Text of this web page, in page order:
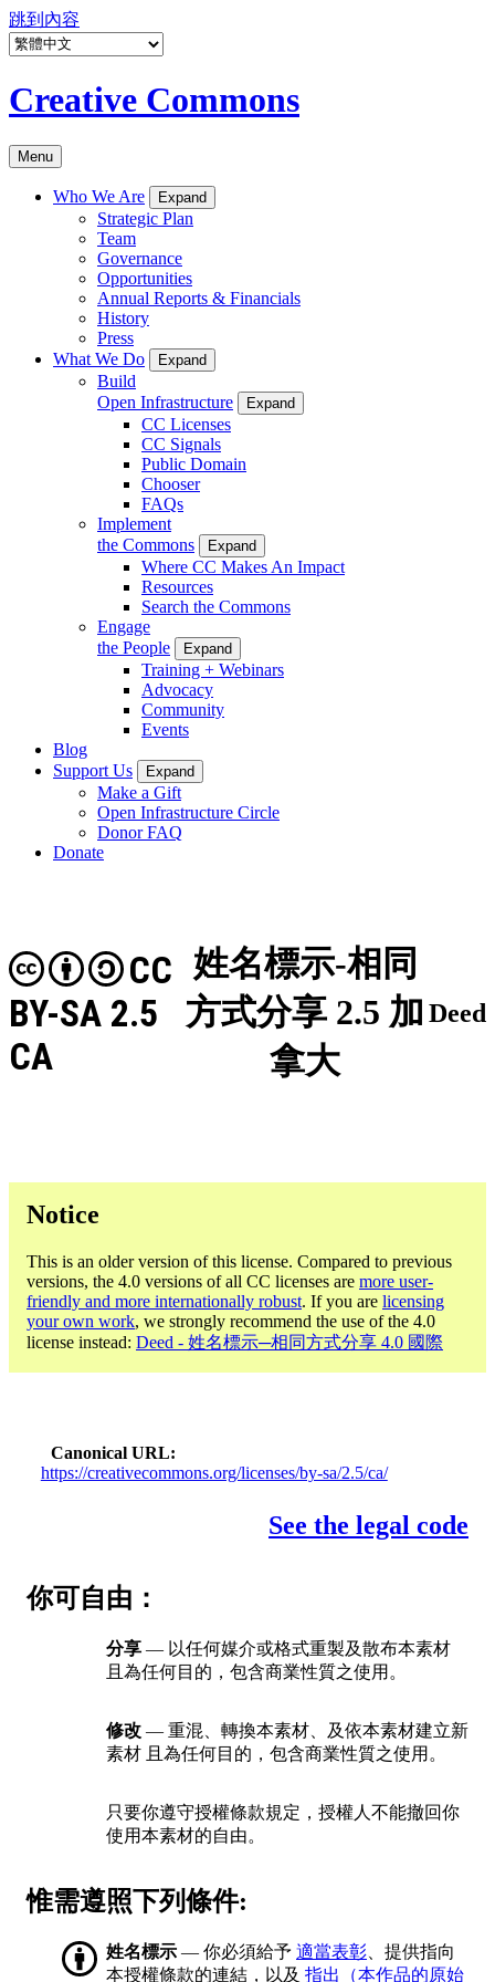
跳到內容
Creative Commons
Menu
Who We Are Expand
Strategic Plan
Team
Governance
Opportunities
Annual Reports & Financials
History
Press
What We Do
Expand
Build
Open Infrastructure
Expand
CC Licenses
CC Signals
Public Domain
Chooser
FAQs
Implement
the Commons
Expand
Where CC Makes An Impact
Resources
Search the Commons
Engage
the People
Expand
Training + Webinars
Advocacy
Community
Events
Blog
Support Us
Expand
Make a Gift
Open Infrastructure Circle
Donor FAQ
Donate
姓名標示-相同
方式分享 2.5 加
拿大
CC
BY-SA 2.5
CA
Deed
Notice
This is an older version of this license. Compared to previous
versions, the 4.0 versions of all CC licenses are more user-
friendly and more internationally robust. If you are licensing
your own work, we strongly recommend the use of the 4.0
license instead: Deed - 姓名標示─相同方式分享 4.0 國際
Canonical URL
https://creativecommons.org/licenses/by-sa/2.5/ca/
See the legal code
你可自由：
分享 — 以任何媒介或格式重製及散布本素材
且為任何目的，包含商業性質之使用。
修改 — 重混、轉換本素材、及依本素材建立新
素材 且為任何目的，包含商業性質之使用。
只要你遵守授權條款規定，授權人不能撤回你
使用本素材的自由。
惟需遵照下列條件:
姓名標示 — 你必須給予 適當表彰 、提供指向
本授權條款的連結，以及 指出（本作品的原始